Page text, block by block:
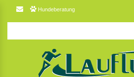
Hundeberatung